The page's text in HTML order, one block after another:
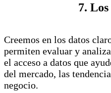
7.
Creemos en los datos
permiten evaluar y
el acceso a datos que
del mercado, las
negocio.